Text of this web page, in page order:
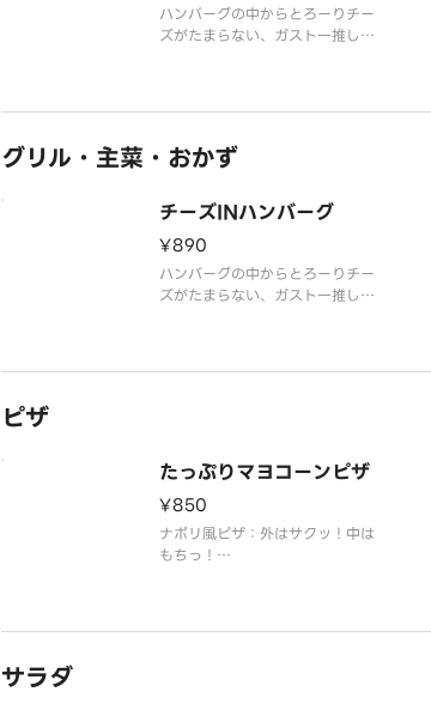
ハンバーグの中からとろーりチー
ズがたまらない、ガスト一推しの
グリル・主菜・おかず
チーズINハンバーグ
¥890
ハンバーグの中からとろーりチー
ズがたまらない、ガスト一推しの
ピザ
たっぷりマヨコーンピザ
¥850
ナポリ風ピザ：外はサクッ！中は
もちっ！
サラダ